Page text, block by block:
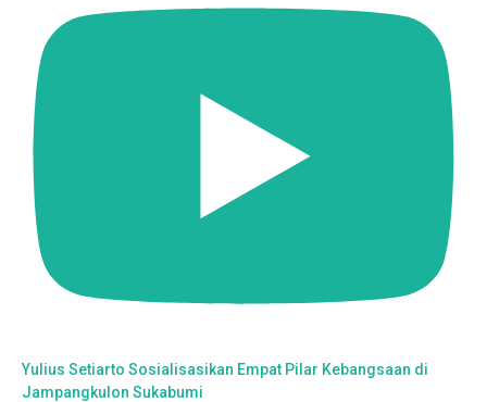
Yulius Setiarto Sosialisasikan Empat Pilar Kebangsaan di
Jampangkulon Sukabumi